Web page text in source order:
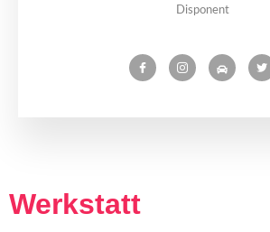
Disponent
Werkstatt